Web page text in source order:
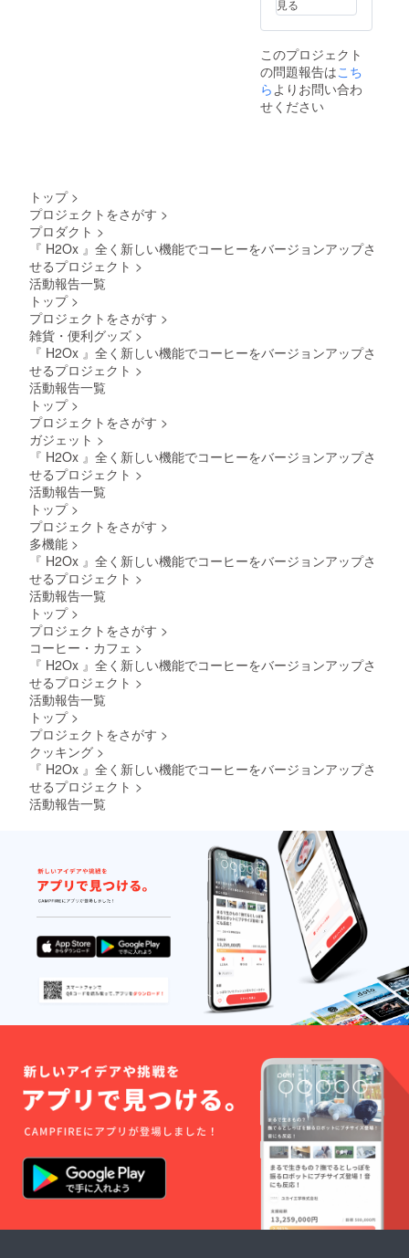
うお願
いいた
す。
して取
り組み
が、ハ
ンドメ
イドの
ため接
合部や
す。何
とぞご
しま
す。
など当
方が相
ないと
判断し
た場合
は、掲
載をお
※リター
ン商品
ます
が、ハ
若干の
変形や
とぞご
す。
W150×
H210m
考欄に
１・２
をご記
入くだ
さい。
製品に
刻印す
／大文
字小文
Sakurai
／
Sakurai
／
H.SAK
日本国
内に限
らせて
いただ
きま
す。 ※
お名前
or ニッ
クネー
ムで
あって
も公序
良俗に
反する
応しく
ないと
判断し
た場合
は、掲
断りす
る場合
がござ
いま
めご了
告知
ページ
する限
り掲載
・掲載
方法：
文字の
記念ス
テッ
m ◎備
考欄に
知ペー
ジに掲
刻印す
字小文
／
AI ・苗
字のみ
の例：
Sakurai
／
SAKUR
AI ・名
のみの
例：
Hanako
／
HANAK
O ・イ
ニシャ
／
H.SAK
URAI ※
商品の
発送は
内に限
らせて
いただ
きま
お名前
意書き
をご確
さい。
★試作
アタッ
チメン
ト：2個
に支援
者様の
期間：
H2Ox零
する限
り掲載
2025年
カー(大)
１・２
１：告
知ペー
ジに掲
載する
お名前
or ニッ
クネー
ム (1名)
２：製
品に刻
印する
お名前
（2名：
英字の
内／大
文字小
文字
可） ・
フル
の例：
Hanako
Sakurai
／
O
袋) ×3 ※
原材料
加物等
の食品
表示は
お届け
商品の
リター
ンに貼
認くだ
さい。
AT-4)
×3
者様の
H2Ox零
り掲載
み／サ
イズ：
大／
2025年
09月〜
★H2Ox
デ
ビュー
記念ス
テッ
カー(大)
×3 ・サ
イズ：
W150×
考欄に
１・２
をご記
入くだ
さい。
知ペー
ジに掲
載する
お名前
クネー
見る
このプロジェクト
の問題報告はこち
ら よりお問い合わ
せください
トップ >
プロジェクトをさがす >
プロダクト >
『 H2Ox 』全く新しい機能でコーヒーをバージョンアップさ
せるプロジェクト >
活動報告一覧
トップ >
プロジェクトをさがす >
雑貨・便利グッズ >
『 H2Ox 』全く新しい機能でコーヒーをバージョンアップさ
せるプロジェクト >
活動報告一覧
トップ >
プロジェクトをさがす >
ガジェット >
『 H2Ox 』全く新しい機能でコーヒーをバージョンアップさ
せるプロジェクト >
活動報告一覧
トップ >
プロジェクトをさがす >
多機能 >
『 H2Ox 』全く新しい機能でコーヒーをバージョンアップさ
せるプロジェクト >
活動報告一覧
トップ >
プロジェクトをさがす >
コーヒー・カフェ >
『 H2Ox 』全く新しい機能でコーヒーをバージョンアップさ
せるプロジェクト >
活動報告一覧
トップ >
プロジェクトをさがす >
クッキング >
『 H2Ox 』全く新しい機能でコーヒーをバージョンアップさ
せるプロジェクト >
活動報告一覧